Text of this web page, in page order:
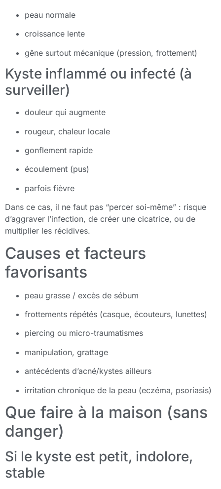
peau normale
croissance lente
gêne surtout mécanique (pression, frottement)
Kyste inflammé ou infecté (à
surveiller)
douleur qui augmente
rougeur, chaleur locale
gonflement rapide
écoulement (pus)
parfois fièvre
Dans ce cas, il ne faut pas “percer soi-même” : risque
d’aggraver l’infection, de créer une cicatrice, ou de
multiplier les récidives.
Causes et facteurs
favorisants
peau grasse / excès de sébum
frottements répétés (casque, écouteurs, lunettes)
piercing ou micro-traumatismes
manipulation, grattage
antécédents d’acné/kystes ailleurs
irritation chronique de la peau (eczéma, psoriasis)
Que faire à la maison (sans
danger)
Si le kyste est petit, indolore,
stable